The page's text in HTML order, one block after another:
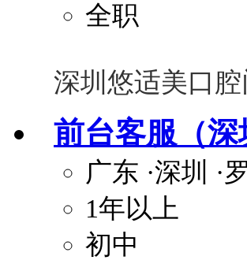
全职
深圳悠适美口
前台客服（
广东 ·深圳 ·
1年以上
初中